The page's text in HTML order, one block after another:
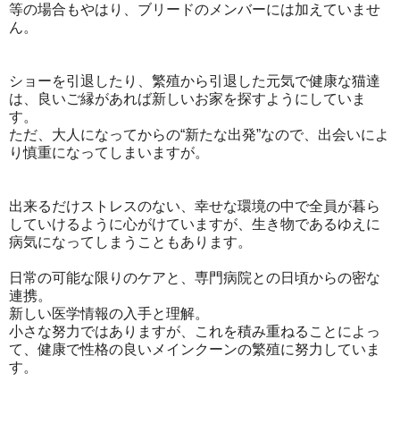
等の場合もやはり、ブリードのメンバーには加えていませ
ん。
ショーを引退したり、繁殖から引退した元気で健康な猫達
は、良いご縁があれば新しいお家を探すようにしていま
す。
ただ、大人になってからの“新たな出発”なので、出会いによ
り慎重になってしまいますが。
出来るだけストレスのない、幸せな環境の中で全員が暮ら
していけるように心がけていますが、生き物であるゆえに
病気になってしまうこともあります。
日常の可能な限りのケアと、専門病院との日頃からの密な
連携。
新しい医学情報の入手と理解。
小さな努力ではありますが、これを積み重ねることによっ
て、健康で性格の良いメインクーンの繁殖に努力していま
す。